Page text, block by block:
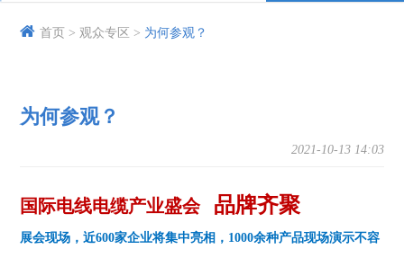
首页 > 观众专区 > 为何参观？
为何参观？
2021-10-13 14:03
国际电线电缆产业盛会 品牌齐聚
展会现场，近600家企业将集中亮相，1000余种产品现场演示不容